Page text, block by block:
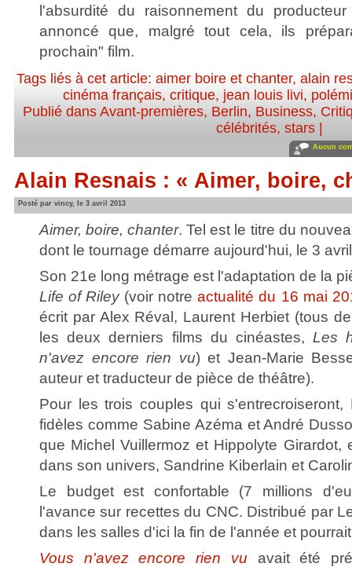
l'absurdité du raisonnement du
annoncé que, malgré tout cela, ils
prochain" film.
Tags liés à cet article: aimer boire et chanter, alain
cinéma français, critique, jean louis livi,
Publié dansAvant-premières, Berlin, Business,
célébrités, stars
Aucun
Alain Resnais : « Aimer, boire,
Posté par vincy, le 3 avril 2013
Aimer, boire, chanter. Tel est le titre du
dont le tournage démarre aujourd'hui, le 3
Son 21e long métrage est l'adaptation de la
Life of Riley(voir notreactualité du 16 mai
écrit par Alex Réval, Laurent Herbiet (tous
les deux derniers films du cinéastes,Les
n'avez encore rien vu) et Jean-Marie
auteur et traducteur de pièce de théâtre).
Pour les trois couples qui
fidèles comme Sabine Azéma et André
que Michel Vuillermoz et Hippolyte Girardot,
dans son univers, Sandrine Kiberlain et
Le budget est confortable (7 millions
l'avance sur recettes du CNC. Distribué par
dans les salles d'ici la fin de l'année et
Vous n'avez encore rien vu avait été